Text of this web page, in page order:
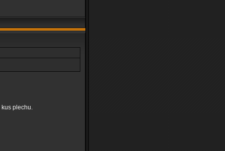
kus plechu.